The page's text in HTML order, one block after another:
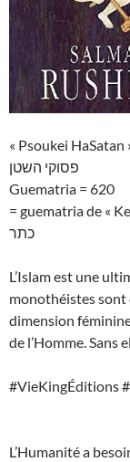
« Psoukei HaSatan
פסוקי השטן
Guematria = 620
= guematria de «
כתר
L’Islam est une
monothéistes sont
dimension
de l’Homme. Sans
#VieKingÉditions
L’Humanité a